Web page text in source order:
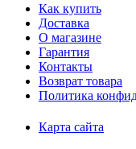
Как купить
Доставка
О магазине
Гарантия
Контакты
Возврат товара
Политика
Карта сайта